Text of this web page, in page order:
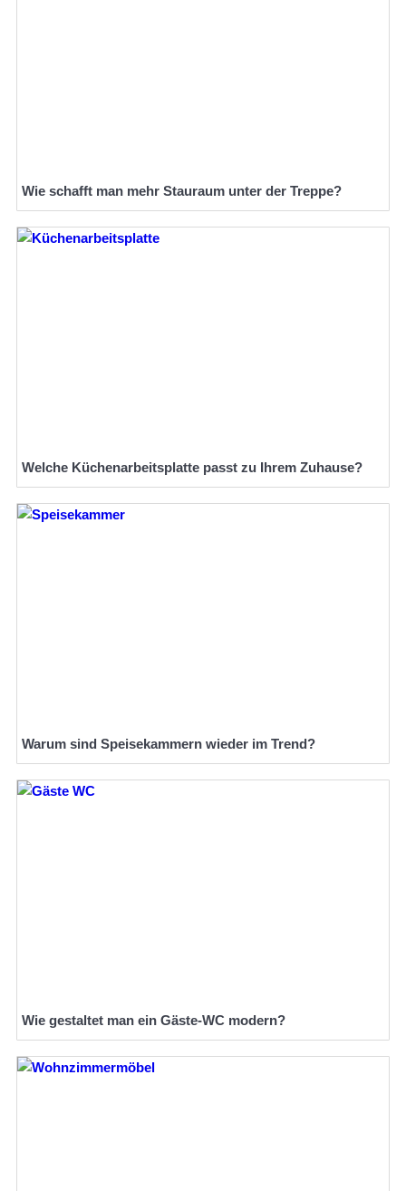
Wie schafft man mehr Stauraum unter der Treppe?
Welche Küchenarbeitsplatte passt zu Ihrem Zuhause?
Warum sind Speisekammern wieder im Trend?
Wie gestaltet man ein Gäste-WC modern?